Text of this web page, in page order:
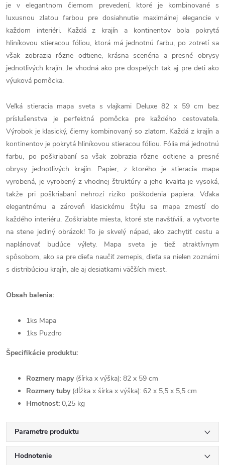
je v elegantnom čiernom prevedení, ktoré je kombinované s
luxusnou zlatou farbou pre dosiahnutie maximálnej elegancie v
každom interiéri. Každá z krajín a kontinentov bola pokrytá
hliníkovou stieracou fóliou, ktorá má jednotnú farbu, po zotretí sa
však zobrazia rôzne odtiene, krásna scenéria a presné obrysy
jednotlivých krajín. Je vhodná ako pre dospelých tak aj pre deti ako
výuková pomôcka.
Veľká stieracia mapa sveta s vlajkami Deluxe 82 x 59 cm bez
príslušenstva je perfektná pomôcka pre každého cestovateľa.
Výrobok je klasický, čierny kombinovaný so zlatom. Každá z krajín a
kontinentov je pokrytá hliníkovou stieracou fóliou. Fólia má jednotnú
farbu, po poškriabaní sa však zobrazia rôzne odtiene a presné
obrysy jednotlivých krajín. Papier, z ktorého je stieracia mapa
vyrobená, je vyrobený z vhodnej štruktúry a jeho kvalita je vysoká,
takže pri poškriabaní nehrozí riziko poškodenia papiera. Vďaka
elegantnému a zároveň klasickému štýlu sa mapa zmestí do
každého interiéru. Zoškriabte miesta, ktoré ste navštívili, a vytvorte
na stene jediný obrázok! To je skvelý nápad, ako zachytiť cestu a
naplánovať budúce výlety. Mapa sveta je tiež atraktívnym
spôsobom, ako sa pre dieťa naučiť zemepis, dieťa sa nielen zoznámi
s distribúciou krajín, ale aj desiatkami väčších miest.
Obsah balenia:
1ks Mapa
1ks Puzdro
Špecifikácie produktu:
Rozmery mapy(šírka x výška): 82 x 59 cm
Rozmery tuby(dĺžka x šírka x výška): 62 x 5,5 x 5,5 cm
Hmotnosť: 0,25 kg
Parametre produktu
Hodnotenie